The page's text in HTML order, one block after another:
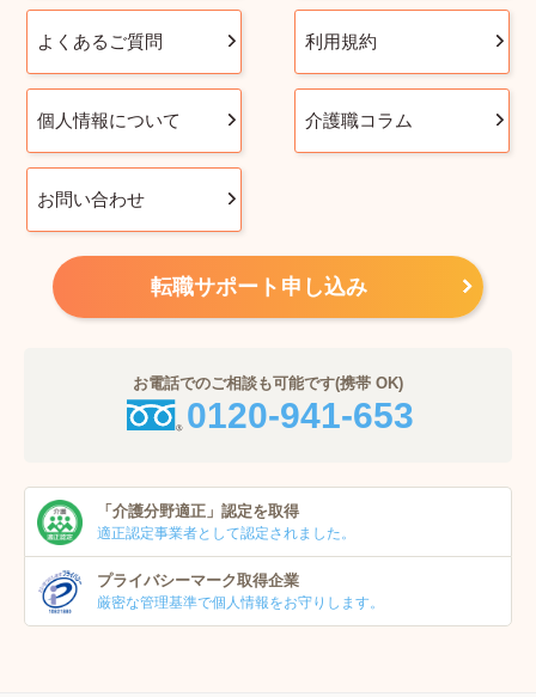
よくあるご質問 利用規約
個人情報について 介護職コラム
お問い合わせ
転職サポート申し込み
お電話でのご相談も可能です(携帯 OK)
0120-941-653
「介護分野適正」 認定を取得
適正認定事業者として認定されました。
プライバシーマーク取得企業
厳密な管理基準で個人情報をお守りします。